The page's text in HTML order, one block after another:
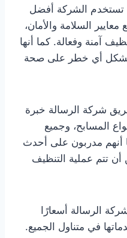
تستخدم الشركة أفضل
معايير السلامة والأمان،
آمنة وفعالة. كما أنها
تشكل أي خطر على صحة
فريق شركة الرسالة خبرة
المسابح، وجميع
أنهم مدربون على أحدث
أن تتم عملية التنظيف
الرسالة أسعارًا
في متناول الجميع.